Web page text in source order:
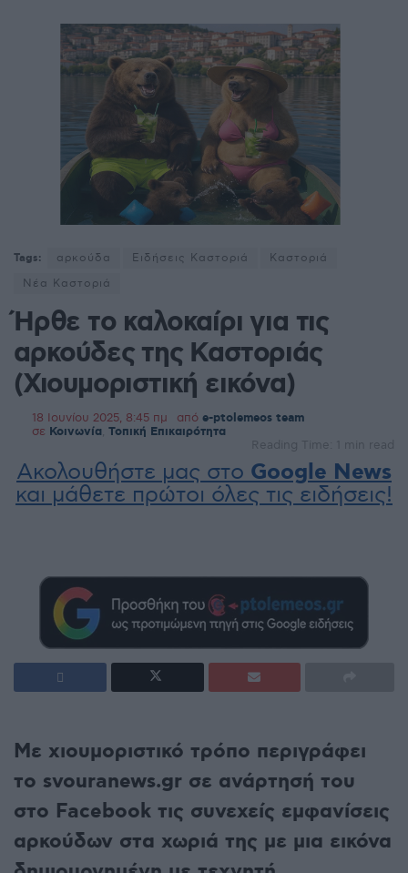
Tags: αρκούδα Ειδήσεις Καστοριά
Καστοριά
Νέα Καστοριά
Ήρθε το καλοκαίρι για τις
αρκούδες της Καστοριάς
(Χιουμοριστική εικόνα)
18 Ιουνίου 2025, 8:45 πμ από e-ptolemeos team
σε Κοινωνία Τοπική Επικαιρότητα
Reading Time: 1 min read
Ακολουθήστε μας στο Google News
και μάθετε πρώτοι όλες τις ειδήσεις!
Με χιουμοριστικό τρόπο περιγράφει
το svouranews.gr σε ανάρτησή του
στο Facebook τις συνεχείς εμφανίσεις
αρκούδων στα χωριά της με μια εικόνα